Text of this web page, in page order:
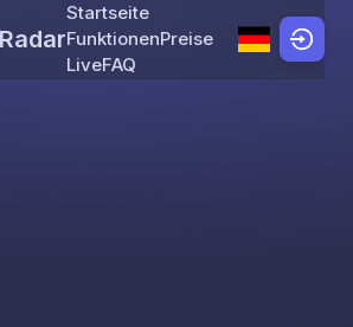
Skip to content
Startseite
FunktionenPreise
LiveFAQ